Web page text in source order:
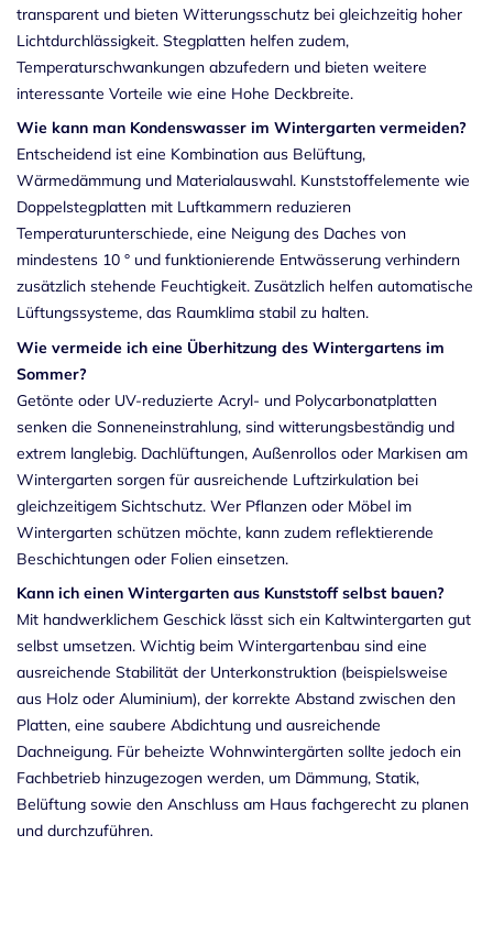
transparent und bieten Witterungsschutz bei gleichzeitig hoher
Lichtdurchlässigkeit. Stegplatten helfen zudem,
Temperaturschwankungen abzufedern und bieten weitere
interessante Vorteile wie eine Hohe Deckbreite.
Wie kann man Kondenswasser im Wintergarten vermeiden?
Entscheidend ist eine Kombination aus Belüftung,
Wärmedämmung und Materialauswahl. Kunststoffelemente wie
Doppelstegplatten mit Luftkammern reduzieren
Temperaturunterschiede, eine Neigung des Daches von
mindestens 10 ° und funktionierende Entwässerung verhindern
zusätzlich stehende Feuchtigkeit. Zusätzlich helfen automatische
Lüftungssysteme, das Raumklima stabil zu halten.
Wie vermeide ich eine Überhitzung des Wintergartens im
Sommer?
Getönte oder UV-reduzierte Acryl- und Polycarbonatplatten
senken die Sonneneinstrahlung, sind witterungsbeständig und
extrem langlebig. Dachlüftungen, Außenrollos oder Markisen am
Wintergarten sorgen für ausreichende Luftzirkulation bei
gleichzeitigem Sichtschutz. Wer Pflanzen oder Möbel im
Wintergarten schützen möchte, kann zudem reflektierende
Beschichtungen oder Folien einsetzen.
Kann ich einen Wintergarten aus Kunststoff selbst bauen?
Mit handwerklichem Geschick lässt sich ein Kaltwintergarten gut
selbst umsetzen. Wichtig beim Wintergartenbau sind eine
ausreichende Stabilität der Unterkonstruktion (beispielsweise
aus Holz oder Aluminium), der korrekte Abstand zwischen den
Platten, eine saubere Abdichtung und ausreichende
Dachneigung. Für beheizte Wohnwintergärten sollte jedoch ein
Fachbetrieb hinzugezogen werden, um Dämmung, Statik,
Belüftung sowie den Anschluss am Haus fachgerecht zu planen
und durchzuführen.